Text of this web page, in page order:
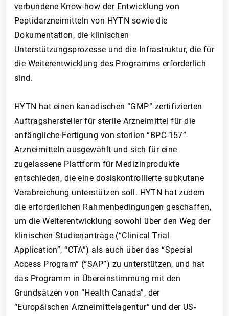
verbundene Know-how der Entwicklung von
Peptidarzneimitteln von HYTN sowie die
Dokumentation, die klinischen
Unterstützungsprozesse und die Infrastruktur, die für
die Weiterentwicklung des Programms erforderlich
sind.
HYTN hat einen kanadischen “GMP”-zertifizierten
Auftragshersteller für sterile Arzneimittel für die
anfängliche Fertigung von sterilen “BPC-157”-
Arzneimitteln ausgewählt und sich für eine
zugelassene Plattform für Medizinprodukte
entschieden, die eine dosiskontrollierte subkutane
Verabreichung unterstützen soll. HYTN hat zudem
die erforderlichen Rahmenbedingungen geschaffen,
um die Weiterentwicklung sowohl über den Weg der
klinischen Studienanträge (“Clinical Trial
Application”, “CTA”) als auch über das “Special
Access Program” (“SAP”) zu unterstützen, und hat
das Programm in Übereinstimmung mit den
Grundsätzen von “Health Canada”, der
“Europäischen Arzneimittelagentur” und der US-